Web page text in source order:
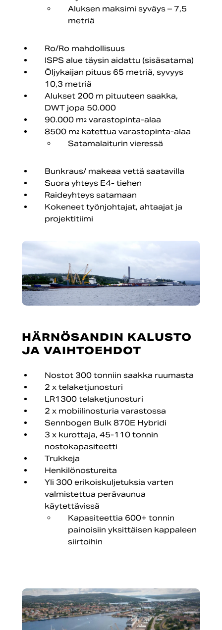
Aluksen maksimi syväys – 7,5
metriä
Ro/Ro mahdollisuus
ISPS alue täysin aidattu (sisäsatama)
Öljykaijan pituus 65 metriä, syvyys
10,3 metriä
Alukset 200 m pituuteen saakka,
DWT jopa 50.000
90.000 m2 varastopinta-alaa
8500 m2 katettua varastopinta-alaa
Satamalaiturin vieressä
Bunkraus/ makeaa vettä saatavilla
Suora yhteys E4- tiehen
Raideyhteys satamaan
Kokeneet työnjohtajat, ahtaajat ja
projektitiimi
HÄRNÖSANDIN KALUSTO
JA VAIHTOEHDOT
Nostot 300 tonniin saakka ruumasta
2 x telaketjunosturi
LR1300 telaketjunosturi
2 x mobiilinosturia varastossa
Sennbogen Bulk 870E Hybridi
3 x kurottaja, 45-110 tonnin
nostokapasiteetti
Trukkeja
Henkilönostureita
Yli 300 erikoiskuljetuksia varten
valmistettua perävaunua
käytettävissä
Kapasiteettia 600+ tonnin
painoisiin yksittäisen kappaleen
siirtoihin